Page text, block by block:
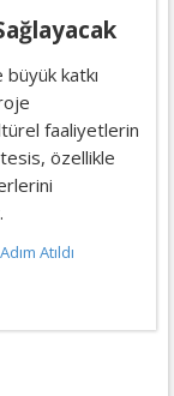
katkı
faaliyetlerin
özellikle